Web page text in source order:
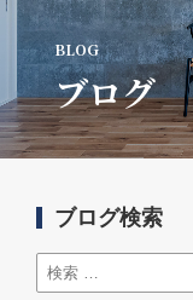
ブログ
ブログ検索